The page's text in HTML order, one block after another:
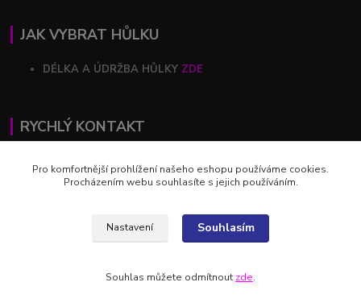
JAK VYBRAT HŮLKU
DÉLKA A ÚDRŽBA HŮLKY ZDE
RYCHLÝ KONTAKT
+420 602 446 844
Pro komfortnější prohlížení našeho eshopu používáme cookies.
Procházením webu souhlasíte s jejich používáním.
Nastavení Souhlasím
Souhlas můžete odmítnout zde.